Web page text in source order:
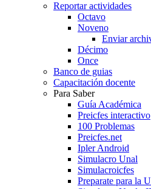
Reportar actividades
Octavo
Noveno
Enviar
Décimo
Once
Banco de guias
Capacitación docente
Para Saber
Guía Académica
Preicfes interactivo
100 Problemas
Preicfes.net
Ipler Android
Simulacro Unal
Simulacroicfes
Preparate para la